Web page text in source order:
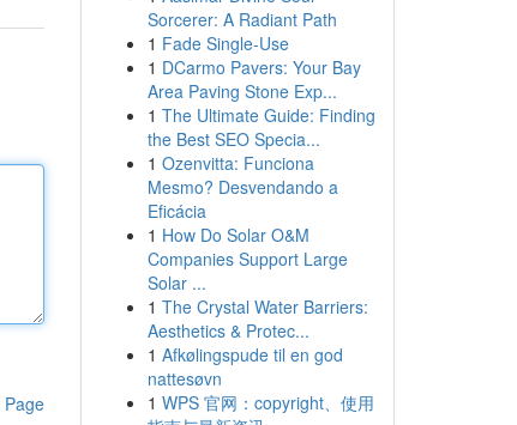
Page
Sorcerer: A Radiant Path
1 Fade Single-Use
1 DCarmo Pavers: Your Bay
Area Paving Stone Exp...
1 The Ultimate Guide: Finding
the Best SEO Specia...
1 Ozenvitta: Funciona
Mesmo? Desvendando a
Eficácia
1 How Do Solar O&M
Companies Support Large
Solar ...
1 The Crystal Water Barriers:
Aesthetics & Protec...
1 Afkølingspude til en god
nattesøvn
1 WPS 官网：copyright、使用